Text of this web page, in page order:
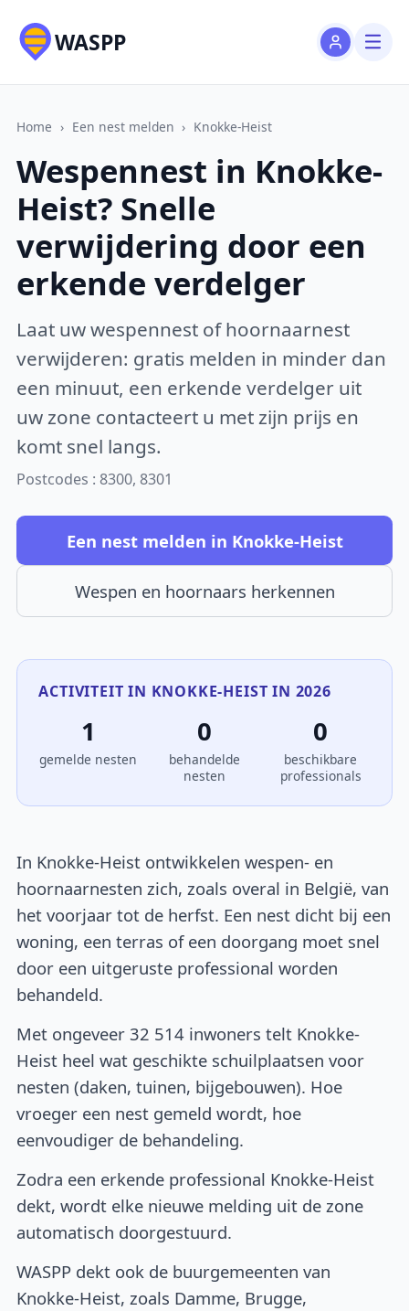
WASPP
Home › Een nest melden › Knokke-Heist
Wespennest in Knokke-
Heist? Snelle
verwijdering door een
erkende verdelger
Laat uw wespennest of hoornaarnest
verwijderen: gratis melden in minder dan
een minuut, een erkende verdelger uit
uw zone contacteert u met zijn prijs en
komt snel langs.
Postcodes : 8300, 8301
Een nest melden in Knokke-Heist
Wespen en hoornaars herkennen
ACTIVITEIT IN KNOKKE-HEIST IN 2026
1
gemelde nesten
0
behandelde
nesten
0
beschikbare
professionals
In Knokke-Heist ontwikkelen wespen- en
hoornaarnesten zich, zoals overal in België, van
het voorjaar tot de herfst. Een nest dicht bij een
woning, een terras of een doorgang moet snel
door een uitgeruste professional worden
behandeld.
Met ongeveer 32 514 inwoners telt Knokke-
Heist heel wat geschikte schuilplaatsen voor
nesten (daken, tuinen, bijgebouwen). Hoe
vroeger een nest gemeld wordt, hoe
eenvoudiger de behandeling.
Zodra een erkende professional Knokke-Heist
dekt, wordt elke nieuwe melding uit de zone
automatisch doorgestuurd.
WASPP dekt ook de buurgemeenten van
Knokke-Heist, zoals Damme, Brugge,